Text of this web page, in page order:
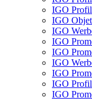
IGO
IGO
IGO
IGO
IGO
IGO
IGO
IGO
IGO